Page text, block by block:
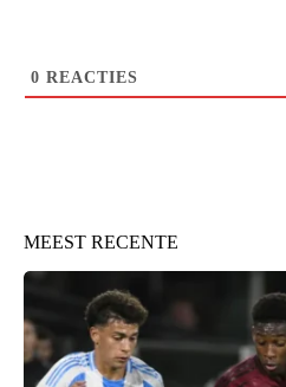
0 REACTIES
MEEST RECENTE